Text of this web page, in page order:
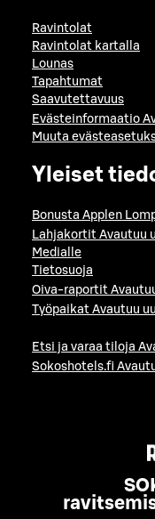
Ravintolat
Ravintolat kartalla
Lounas
Tapahtumat
Saavutettavuus
Evästeinformaatio
Muuta
Yleiset
Bonusta Applen
Lahjakortit Avautuu
Medialle
Tietosuoja
Oiva-raportit
Työpaikat Avautuu
Etsi ja varaa tiloja
Sokoshotels.fi